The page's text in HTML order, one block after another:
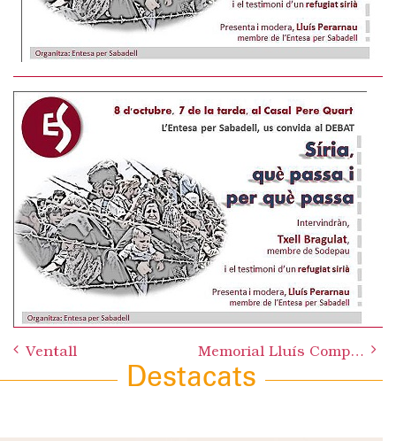
Post
navigation
Ventall Memorial Lluís Companys
Destacats